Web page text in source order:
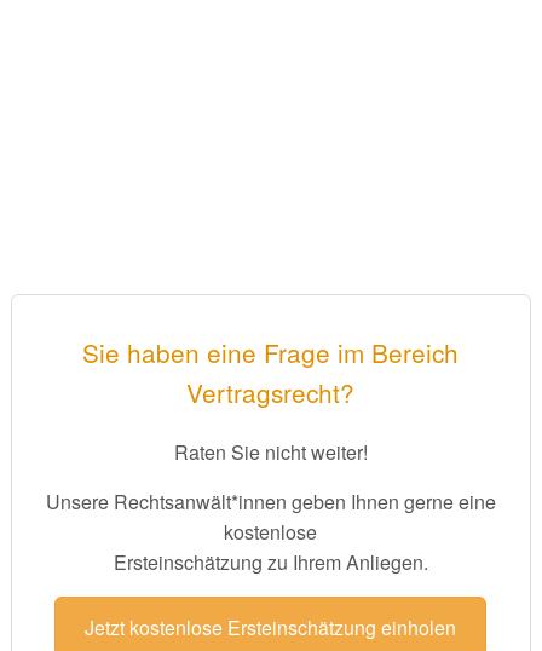
Sie haben eine Frage im Bereich
Vertragsrecht?
Raten Sie nicht weiter!
Unsere Rechtsanwält*innen geben Ihnen gerne eine
kostenlose
Ersteinschätzung zu Ihrem Anliegen.
Jetzt kostenlose Ersteinschätzung einholen